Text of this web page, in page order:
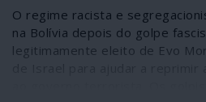
O regime racista e
na Bolívia depois do golpe
legitimamente eleito de Evo